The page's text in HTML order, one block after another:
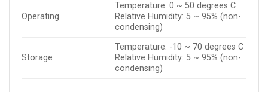
Operating
Temperature: 0 ~ 50 degrees C
Relative Humidity: 5 ~ 95% (non-
condensing)
Storage
Temperature: -10 ~ 70 degrees C
Relative Humidity: 5 ~ 95% (non-
condensing)